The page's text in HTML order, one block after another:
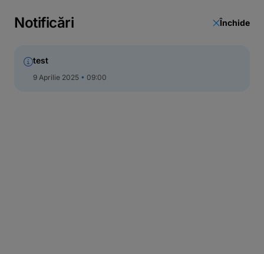
Notificări Închide
test
9 Aprilie 2025 09:00